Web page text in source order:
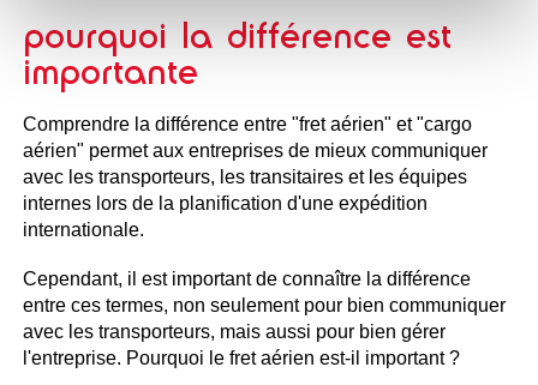
pourquoi la différence est
importante
Comprendre la différence entre "fret aérien" et "cargo
aérien" permet aux entreprises de mieux communiquer
avec les transporteurs, les transitaires et les équipes
internes lors de la planification d'une expédition
internationale.
Cependant, il est important de connaître la différence
entre ces termes, non seulement pour bien communiquer
avec les transporteurs, mais aussi pour bien gérer
l'entreprise. Pourquoi le fret aérien est-il important ?